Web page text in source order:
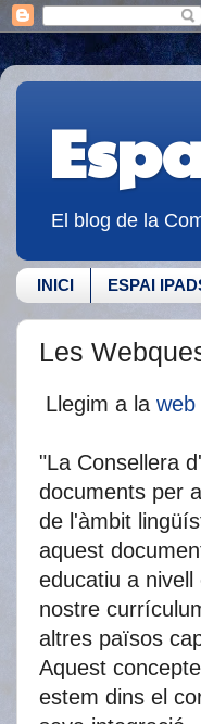
El blog de la
INICI ESPAI
Les
Llegim a la web
"La Consellera
documents per
de l'àmbit
aquest
educatiu a
nostre
altres països
Aquest
estem dins el